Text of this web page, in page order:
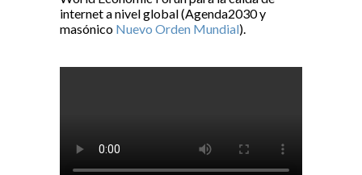
internet a nivel global (Agenda2030 y
masónico Nuevo Orden Mundial).